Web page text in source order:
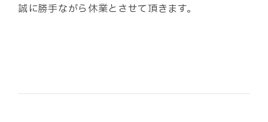
誠に勝手ながら休業とさせて頂きます。